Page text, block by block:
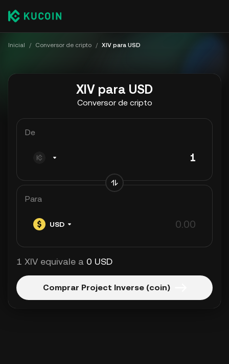
Inicial / Conversor de cripto / XIV para USD
XIV para USD
Conversor de cripto
De
Para
USD
1 XIV equivale a 0 USD
Comprar Project Inverse (coin)